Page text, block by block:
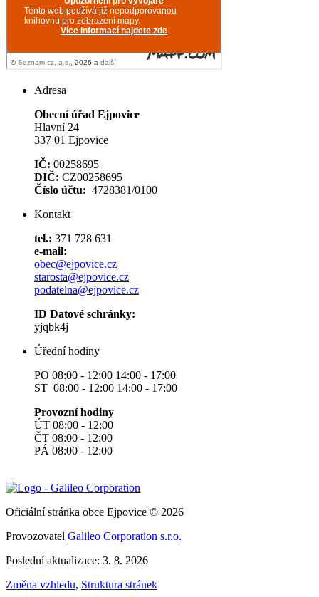
Adresa
Obecní úřad Ejpovice
Hlavní 24
337 01 Ejpovice
IČ: 00258695
DIČ: CZ00258695
Číslo účtu: 4728381/0100
Kontakt
tel.: 371 728 631
e-mail:
obec@ejpovice.cz
starosta@ejpovice.cz
podatelna@ejpovice.cz
ID Datové schránky:
yjqbk4j
Úřední hodiny
PO 08:00 - 12:00 14:00 - 17:00
ST 08:00 - 12:00 14:00 - 17:00
Provozní hodiny
ÚT 08:00 - 12:00
ČT 08:00 - 12:00
PÁ 08:00 - 12:00
Oficiální stránka obce Ejpovice © 2026
Provozovatel Galileo Corporation s.r.o.
Poslední aktualizace: 3. 8. 2026
Změna vzhledu, Struktura stránek